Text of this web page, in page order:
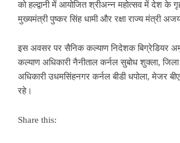
को हल्द्वानी में आयोजित श्रीअन्न महोत्सव में देश के
मुख्यमंत्री पुष्कर सिंह धामी और रक्षा राज्य मंत्री
इस अवसर पर सैनिक कल्याण निदेशक बिग्रेडियर
कल्याण अधिकारी नैनीताल कर्नल सुबोध शुक्ला,
अधिकारी उधमसिंहनगर कर्नल बीडी धपोला, मेजर
रहे।
Share this: